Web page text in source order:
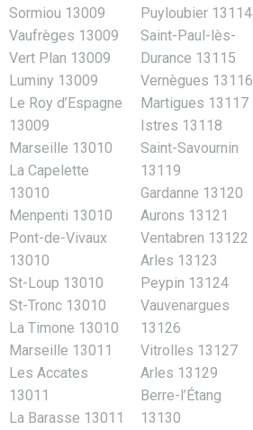
Sormiou 13009
Vaufrèges 13009
Vert Plan 13009
Luminy 13009
Le Roy d’Espagne
13009
Marseille 13010
La Capelette
13010
Menpenti 13010
Pont-de-Vivaux
13010
St-Loup 13010
St-Tronc 13010
La Timone 13010
Marseille 13011
Les Accates
13011
La Barasse 13011
Puyloubier 13114
Saint-Paul-lès-
Durance 13115
Vernègues 13116
Martigues 13117
Istres 13118
Saint-Savournin
13119
Gardanne 13120
Aurons 13121
Ventabren 13122
Arles 13123
Peypin 13124
Vauvenargues
13126
Vitrolles 13127
Arles 13129
Berre-l’Étang
13130